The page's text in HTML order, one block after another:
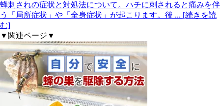
蜂刺されの症状と対処法について。ハチに刺されると痛みを伴
う「局所症状」や「全身症状」が起こります。後 ... [続きを読
む]
▼関連ページ▼